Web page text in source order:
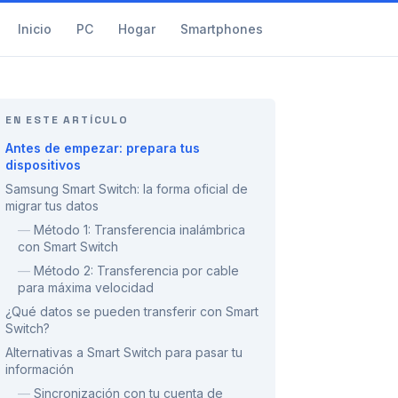
Inicio PC Hogar Smartphones
EN ESTE ARTÍCULO
Antes de empezar: prepara tus
dispositivos
Samsung Smart Switch: la forma oficial de
migrar tus datos
— Método 1: Transferencia inalámbrica
con Smart Switch
— Método 2: Transferencia por cable
para máxima velocidad
¿Qué datos se pueden transferir con Smart
Switch?
Alternativas a Smart Switch para pasar tu
información
— Sincronización con tu cuenta de